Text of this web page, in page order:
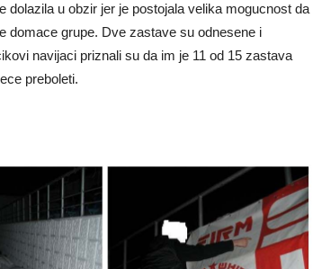
u obzir jer je postojala velika mogucnost da
domace grupe. Dve zastave su odnesene i
navijaci priznali su da im je 11 od 15 zastava
preboleti.